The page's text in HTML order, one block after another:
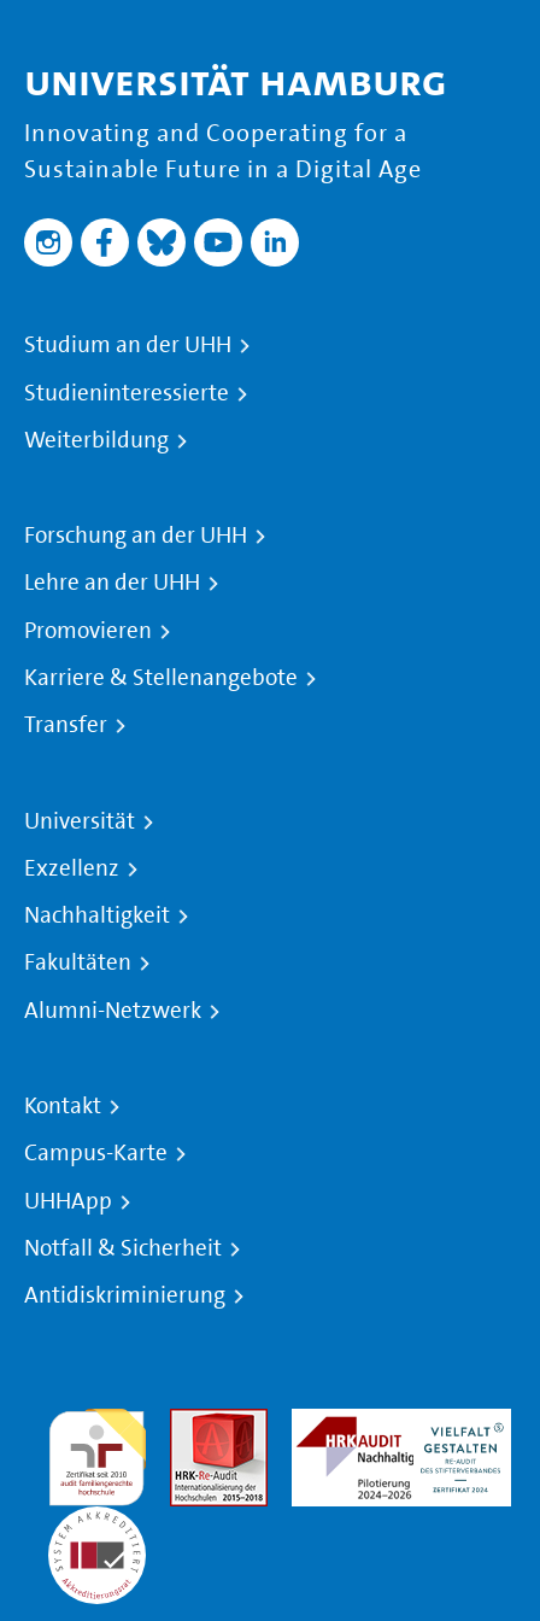
Universität Hamburg
Innovating and Cooperating for a
Sustainable Future in a Digital Age
Studium an der UHH
Studieninteressierte
Weiterbildung
Forschung an der UHH
Lehre an der UHH
Promovieren
Karriere & Stellenangebote
Transfer
Universität
Exzellenz
Nachhaltigkeit
Fakultäten
Alumni-Netzwerk
Kontakt
Campus-Karte
UHHApp
Notfall & Sicherheit
Antidiskriminierung